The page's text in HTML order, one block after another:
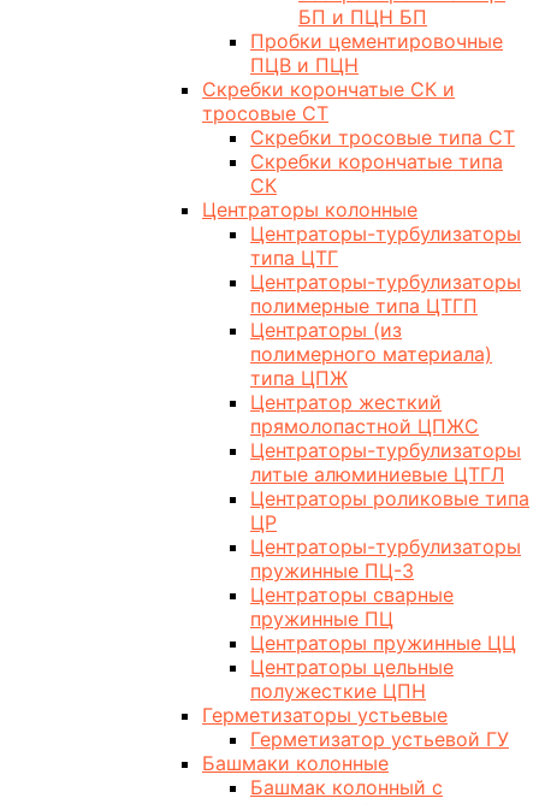
БП и ПЦН БП
Пробки цементировочные
ПЦВ и ПЦН
Скребки корончатые СК и
тросовые СТ
Скребки тросовые типа СТ
Скребки корончатые типа
СК
Центраторы колонные
Центраторы-турбулизаторы
типа ЦТГ
Центраторы-турбулизаторы
полимерные типа ЦТГП
Центраторы (из
полимерного материала)
типа ЦПЖ
Центратор жесткий
прямолопастной ЦПЖС
Центраторы-турбулизаторы
литые алюминиевые ЦТГЛ
Центраторы роликовые типа
ЦР
Центраторы-турбулизаторы
пружинные ПЦ-3
Центраторы сварные
пружинные ПЦ
Центраторы пружинные ЦЦ
Центраторы цельные
полужесткие ЦПН
Герметизаторы устьевые
Герметизатор устьевой ГУ
Башмаки колонные
Башмак колонный с